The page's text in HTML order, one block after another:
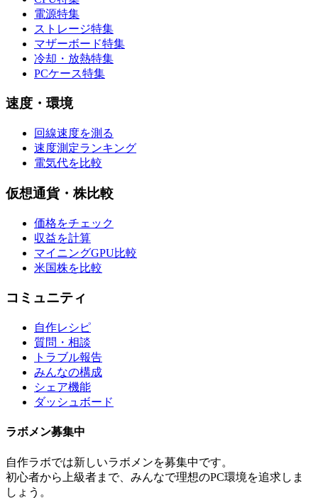
電源特集
ストレージ特集
マザーボード特集
冷却・放熱特集
PCケース特集
速度・環境
回線速度を測る
速度測定ランキング
電気代を比較
仮想通貨・株比較
価格をチェック
収益を計算
マイニングGPU比較
米国株を比較
コミュニティ
自作レシピ
質問・相談
トラブル報告
みんなの構成
シェア機能
ダッシュボード
ラボメン募集中
自作ラボでは新しいラボメンを募集中です。
初心者から上級者まで、みんなで理想のPC環境を追求しま
しょう。